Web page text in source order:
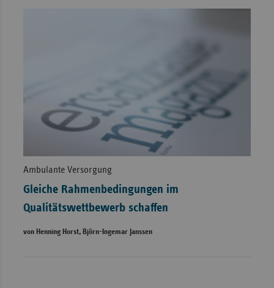
Ambulante Versorgung
Gleiche Rahmenbedingungen im
Qualitätswettbewerb schaffen
von Henning Horst, Björn-Ingemar Janssen